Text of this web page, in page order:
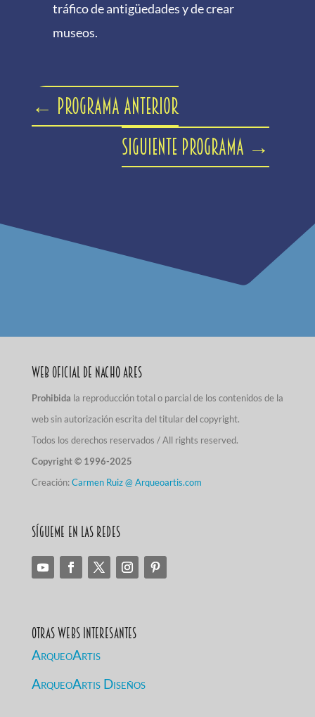
tráfico de antigüedades y de crear
museos.
← Programa anterior
Siguiente programa →
Web Oficial de Nacho Ares
Prohibida la reproducción total o parcial de los contenidos de la
web sin autorización escrita del titular del copyright.
Todos los derechos reservados / All rights reserved.
Copyright © 1996-2025
Creación:Carmen Ruiz @ Arqueoartis.com
Sígueme en las redes
Otras Webs Interesantes
ArqueoArtis
ArqueoArtis Diseños